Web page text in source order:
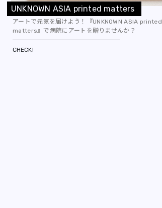
CHECK!
UN KN OWN AS IA printed matters
アートで元気を届けよう！『UNKNOWN ASIA printed
matters』で病院にアートを贈りませんか？